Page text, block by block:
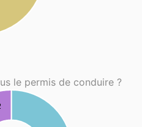
le permis de conduire ?